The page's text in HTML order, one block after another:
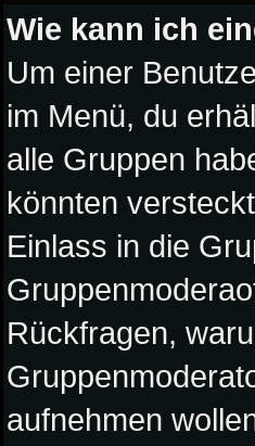
Wie kann ich
Um einer
im Menü, du
alle Gruppen
könnten
Einlass in die
Rückfragen,
aufnehmen